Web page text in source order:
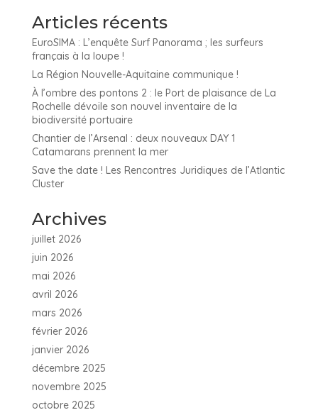
Articles récents
EuroSIMA : L’enquête Surf Panorama ; les surfeurs
français à la loupe !
La Région Nouvelle-Aquitaine communique !
À l’ombre des pontons 2 : le Port de plaisance de La
Rochelle dévoile son nouvel inventaire de la
biodiversité portuaire
Chantier de l’Arsenal : deux nouveaux DAY 1
Catamarans prennent la mer
Save the date ! Les Rencontres Juridiques de l’Atlantic
Cluster
Archives
juillet 2026
juin 2026
mai 2026
avril 2026
mars 2026
février 2026
janvier 2026
décembre 2025
novembre 2025
octobre 2025